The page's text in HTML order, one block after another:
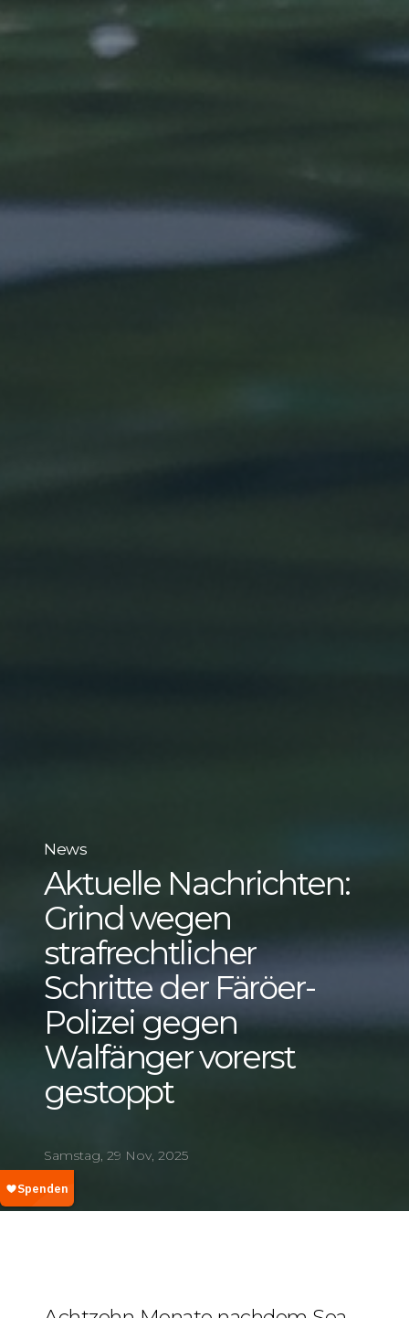
News
Aktuelle Nachrichten:
Grind wegen
strafrechtlicher
Schritte der Färöer-
Polizei gegen
Walfänger vorerst
gestoppt
Samstag, 29 Nov, 2025